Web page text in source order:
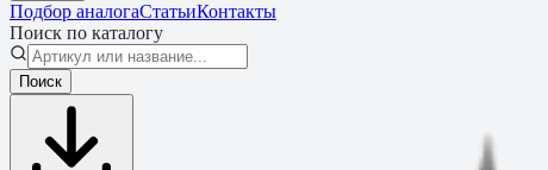
Подбор аналогаСтатьиКонтакты
Поиск по каталогу
Поиск